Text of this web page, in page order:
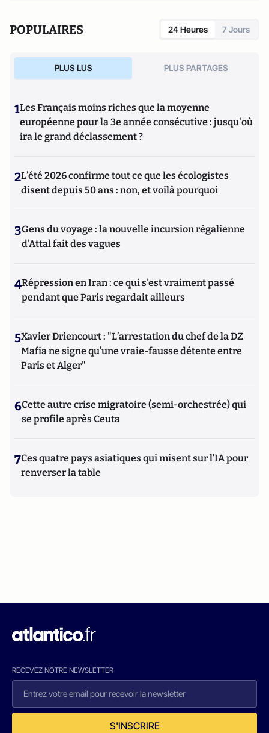
POPULAIRES 24 Heures 7 Jours
PLUS LUS PLUS PARTAGES
1Les Français moins riches que la moyenne
européenne pour la 3e année consécutive : jusqu'où
ira le grand déclassement ?
2L’été 2026 confirme tout ce que les écologistes
disent depuis 50 ans : non, et voilà pourquoi
3Gens du voyage : la nouvelle incursion régalienne
d'Attal fait des vagues
4Répression en Iran : ce qui s'est vraiment passé
pendant que Paris regardait ailleurs
5Xavier Driencourt : "L’arrestation du chef de la DZ
Mafia ne signe qu’une vraie-fausse détente entre
Paris et Alger"
6Cette autre crise migratoire (semi-orchestrée) qui
se profile après Ceuta
7Ces quatre pays asiatiques qui misent sur l’IA pour
renverser la table
RECEVEZ NOTRE NEWSLETTER
S'INSCRIRE